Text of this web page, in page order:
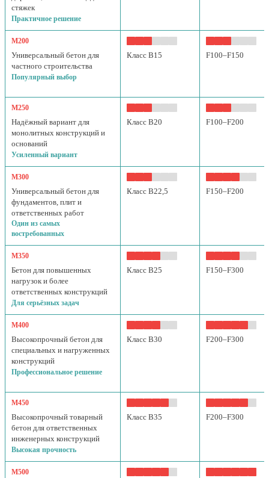
стяжек
Практичное решение
М200
Универсальный бетон для
частного строительства
Популярный выбор
Класс B15 F100–F150
М250
Надёжный вариант для
монолитных конструкций и
оснований
Усиленный вариант
Класс B20 F100–F200
М300
Универсальный бетон для
фундаментов, плит и
ответственных работ
Один из самых
востребованных
Класс B22,5 F150–F200
М350
Бетон для повышенных
нагрузок и более
ответственных конструкций
Для серьёзных задач
Класс B25 F150–F300
М400
Высокопрочный бетон для
специальных и нагруженных
конструкций
Профессиональное решение
Класс B30 F200–F300
М450
Высокопрочный товарный
бетон для ответственных
инженерных конструкций
Высокая прочность
Класс B35 F200–F300
М500